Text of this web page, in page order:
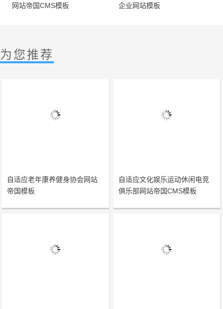
网站帝国CMS模板
企业网站模板
为您推荐
自适应老年康养健身协会网站
帝国模板
自适应文化娱乐运动休闲电竞
俱乐部网站帝国CMS模板